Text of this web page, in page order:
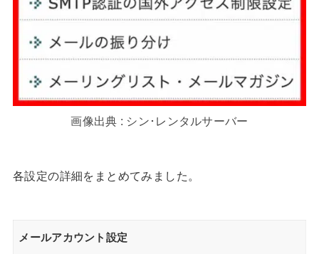
画像出典 : シン･レンタルサーバー
各設定の詳細をまとめてみました。
メールアカウント設定